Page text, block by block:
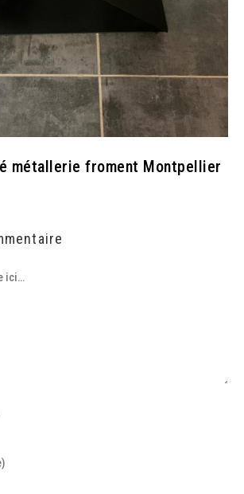
métallerie froment Montpellier